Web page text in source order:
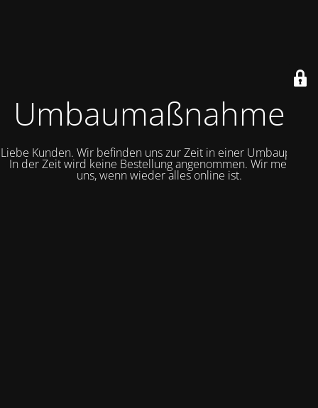
Umbaumaßnahmen
Liebe Kunden. Wir befinden uns zur Zeit in einer Umbauphase.
In der Zeit wird keine Bestellung angenommen. Wir melden
uns, wenn wieder alles online ist.